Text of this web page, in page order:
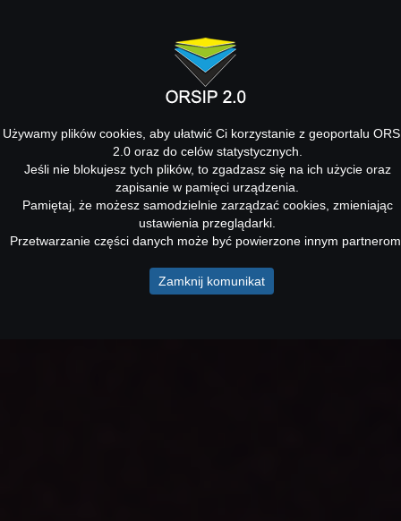
Używamy plików cookies, aby ułatwić Ci korzystanie z geoportalu
2.0 oraz do celów statystycznych.
Jeśli nie blokujesz tych plików, to zgadzasz się na ich użycie oraz
zapisanie w pamięci urządzenia.
Pamiętaj, że możesz samodzielnie zarządzać cookies, zmieniając
ustawienia przeglądarki.
Przetwarzanie części danych może być powierzone innym
Zamknij komunikat